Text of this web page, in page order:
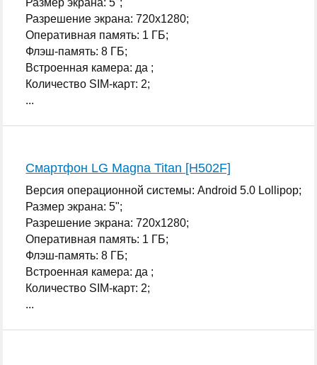
Разрешение экрана: 720x1280;
Оперативная память: 1 ГБ;
Флэш-память: 8 ГБ;
Встроенная камера: да ;
Количество SIM-карт: 2;
...
Смартфон LG Magna Titan [H502F]
Версия операционной системы: Android 5.0 Lollipop;
Размер экрана: 5";
Разрешение экрана: 720x1280;
Оперативная память: 1 ГБ;
Флэш-память: 8 ГБ;
Встроенная камера: да ;
Количество SIM-карт: 2;
...